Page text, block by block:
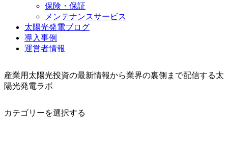
保険・保証
メンテナンスサービス
太陽光発電ブログ
導入事例
運営者情報
産業用太陽光投資の最新情報から業界の裏側まで配信する太
陽光発電ラボ
カテゴリーを選択する